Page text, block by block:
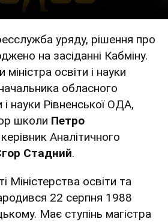
уряду, рішення про
на засіданні Кабміну.
освіти і науки
обласного
і науки Рівненської ОДА,
школи Петро
Аналітичного
Стадний.
Міністерства освіти та
22 серпня 1988
Має ступінь магістра